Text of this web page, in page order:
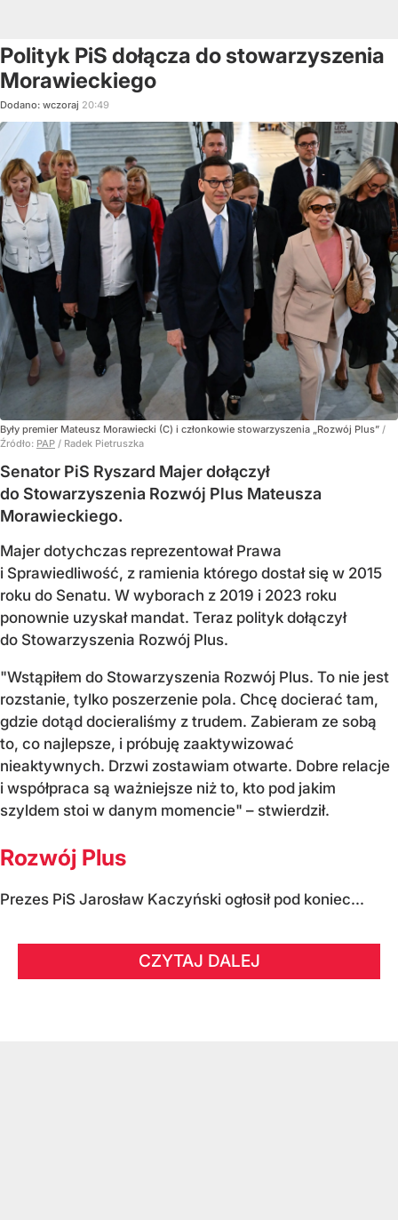
Polityk PiS dołącza do stowarzyszenia
Morawieckiego
Dodano: wczoraj 20:49
Były premier Mateusz Morawiecki (C) i członkowie stowarzyszenia „Rozwój Plus” /
Źródło: PAP / Radek Pietruszka
Senator PiS Ryszard Majer dołączył
do Stowarzyszenia Rozwój Plus Mateusza
Morawieckiego.
Majer dotychczas reprezentował Prawa
i Sprawiedliwość, z ramienia którego dostał się w 2015
roku do Senatu. W wyborach z 2019 i 2023 roku
ponownie uzyskał mandat. Teraz polityk dołączył
do Stowarzyszenia Rozwój Plus.
"Wstąpiłem do Stowarzyszenia Rozwój Plus. To nie jest
rozstanie, tylko poszerzenie pola. Chcę docierać tam,
gdzie dotąd docieraliśmy z trudem. Zabieram ze sobą
to, co najlepsze, i próbuję zaaktywizować
nieaktywnych. Drzwi zostawiam otwarte. Dobre relacje
i współpraca są ważniejsze niż to, kto pod jakim
szyldem stoi w danym momencie" – stwierdził.
Rozwój Plus
Prezes PiS Jarosław Kaczyński ogłosił pod koniec...
CZYTAJ DALEJ